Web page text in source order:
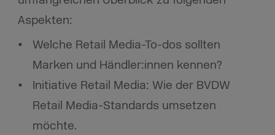
Aspekten:
Welche Retail Media-To-dos sollten
Marken und Händler:innen kennen?
Initiative Retail Media: Wie der BVDW
Retail Media-Standards umsetzen
möchte.